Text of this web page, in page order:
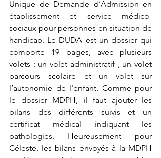
Unique de Demande d’Admission en
établissement et service médico-
sociaux pour personnes en situation de
handicap. Le DUDA est un dossier qui
comporte 19 pages, avec plusieurs
volets : un volet administratif , un volet
parcours scolaire et un volet sur
l’autonomie de l'enfant. Comme pour
le dossier MDPH, il faut ajouter les
bilans des différents suivis et un
certificat médical indiquant les
pathologies. Heureusement pour
Céleste, les bilans envoyés à la MDPH